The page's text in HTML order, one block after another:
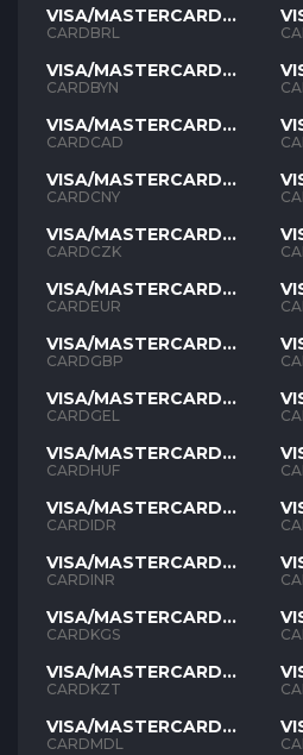
VISA/MASTERCARD
BRL
CARDBRL
VISA/MASTERCARD
BYN
CARDBYN
VISA/MASTERCARD
CAD
CARDCAD
VISA/MASTERCARD
CNY
CARDCNY
VISA/MASTERCARD
CZK
CARDCZK
VISA/MASTERCARD
EUR
CARDEUR
VISA/MASTERCARD
GBP
CARDGBP
VISA/MASTERCARD
GEL
CARDGEL
VISA/MASTERCARD
HUF
CARDHUF
VISA/MASTERCARD
IDR
CARDIDR
VISA/MASTERCARD
INR
CARDINR
VISA/MASTERCARD
KGS
CARDKGS
VISA/MASTERCARD
KZT
CARDKZT
VISA/MASTERCARD
MDL
CARDMDL